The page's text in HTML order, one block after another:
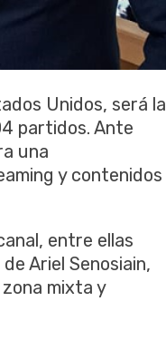
Unidos, será la
partidos. Ante
una
y contenidos
entre ellas
Ariel Senosiain,
mixta y